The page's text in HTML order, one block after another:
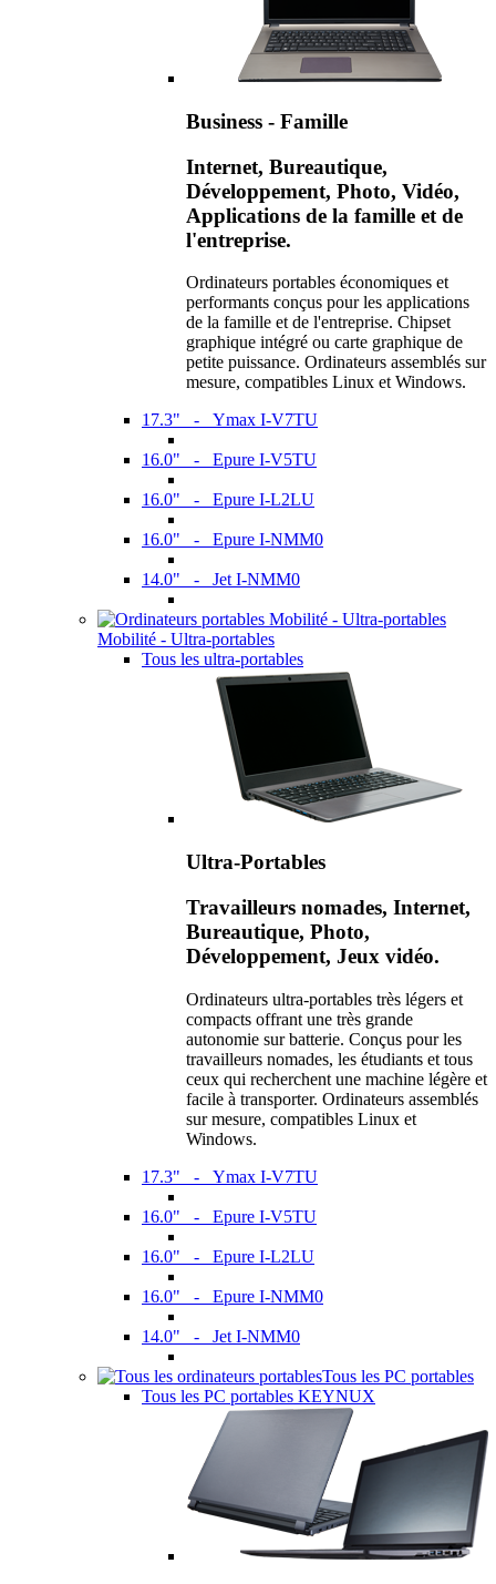
Business - Famille
Internet, Bureautique,
Développement, Photo, Vidéo,
Applications de la famille et de
l'entreprise.
Ordinateurs portables économiques et
performants conçus pour les applications
de la famille et de l'entreprise. Chipset
graphique intégré ou carte graphique de
petite puissance. Ordinateurs assemblés sur
mesure, compatibles Linux et Windows.
17.3" - Ymax I-V7TU
16.0" - Epure I-V5TU
16.0" - Epure I-L2LU
16.0" - Epure I-NMM0
14.0" - Jet I-NMM0
Mobilité - Ultra-portables
Tous les ultra-portables
Ultra-Portables
Travailleurs nomades, Internet,
Bureautique, Photo,
Développement, Jeux vidéo.
Ordinateurs ultra-portables très légers et
compacts offrant une très grande
autonomie sur batterie. Conçus pour les
travailleurs nomades, les étudiants et tous
ceux qui recherchent une machine légère et
facile à transporter. Ordinateurs assemblés
sur mesure, compatibles Linux et
Windows.
17.3" - Ymax I-V7TU
16.0" - Epure I-V5TU
16.0" - Epure I-L2LU
16.0" - Epure I-NMM0
14.0" - Jet I-NMM0
Tous les PC portables
Tous les PC portables KEYNUX